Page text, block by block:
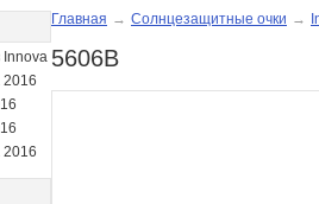
Innova
Главная → Солнцезащитные очки →
5606B